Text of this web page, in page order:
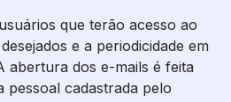
que terão acesso ao
e a periodicidade em
abertura dos e-mails é feita
pessoal cadastrada pelo